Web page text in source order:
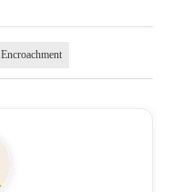
Encroachment